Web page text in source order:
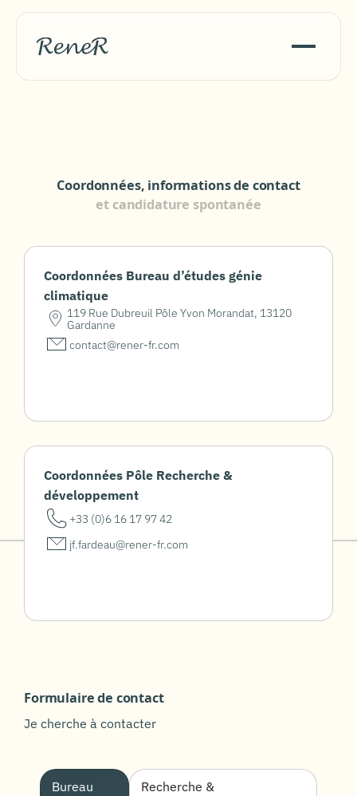
Coordonnées, informations de contact
et candidature spontanée
Coordonnées Bureau d’études génie
climatique
119 Rue Dubreuil Pôle Yvon Morandat, 13120
Gardanne
contact@rener-fr.com
Coordonnées Pôle Recherche &
développement
+33 (0)6 16 17 97 42
jf.fardeau@rener-fr.com
Formulaire de contact
Je cherche à contacter
Bureau
Recherche &